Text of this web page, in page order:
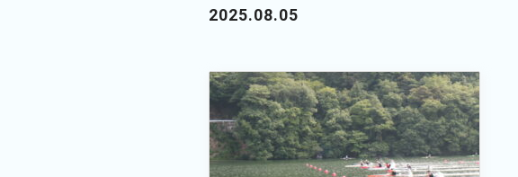
2025.08.05